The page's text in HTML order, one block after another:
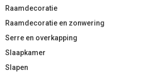
Raamdecoratie
Raamdecoratie en zonwering
Serre en overkapping
Slaapkamer
Slapen